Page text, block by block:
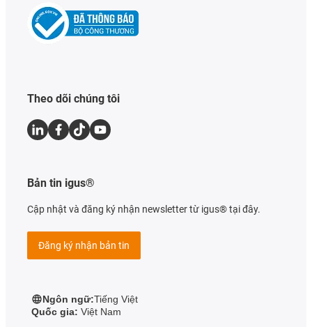
Theo dõi chúng tôi
Bản tin igus®
Cập nhật và đăng ký nhận newsletter từ igus® tại đây.
Đăng ký nhận bản tin
Ngôn ngữ:Tiếng Việt
Quốc gia: Việt Nam